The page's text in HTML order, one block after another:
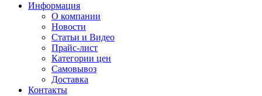
Информация
О компании
Новости
Статьи и Видео
Прайс-лист
Категории цен
Самовывоз
Доставка
Контакты